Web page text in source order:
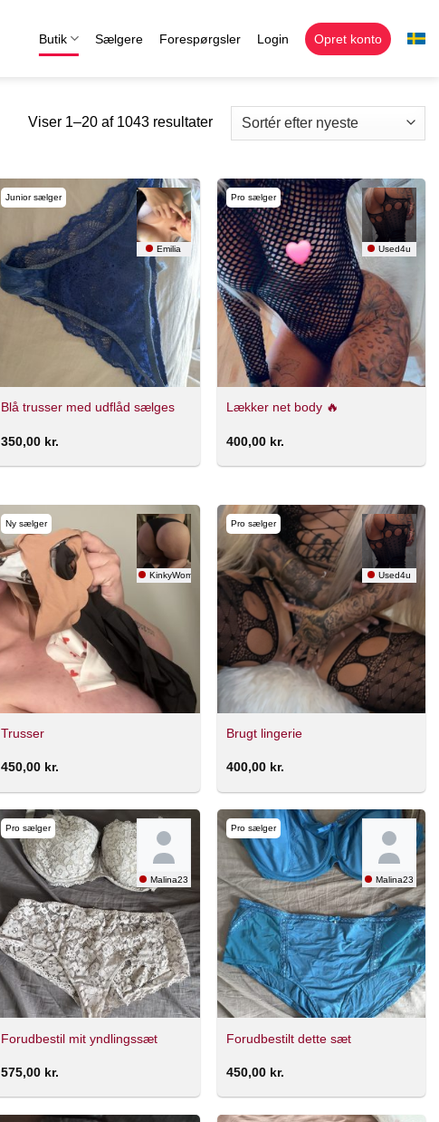
Butik Sælgere Forespørgsler Login Opret konto
Viser 1–20 af 1043 resultater
Junior sælger
Emilia
Blå trusser med udflåd sælges
350,00 kr.
Pro sælger
Used4u
Lækker net body 🔥
400,00 kr.
Ny sælger
KinkyWoman
Trusser
450,00 kr.
Pro sælger
Used4u
Brugt lingerie
400,00 kr.
Pro sælger
Malina23
Forudbestil mit yndlingssæt
575,00 kr.
Pro sælger
Malina23
Forudbestilt dette sæt
450,00 kr.